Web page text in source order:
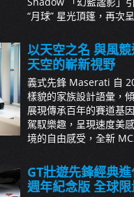
“月球” 星光頂篷，再次
以天空之名 與風
天空的嶄新視野
義式先鋒 Maserati 自
樣貌的家族設計語彙，
展現傳承百年的賽道基
駕馭樂趣，呈現速度美
境的自由感受，全新
GT壯遊先鋒經典
週年紀念版 全球